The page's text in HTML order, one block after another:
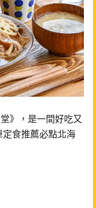
》，是一間好吃又
食推薦必點北海